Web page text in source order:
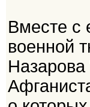
Вместе с
военной